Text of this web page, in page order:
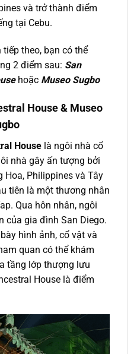
và trở thành điểm
tại Cebu.
theo, bạn có thể
2 điểm sau: San
hoặc Museo Sugbo
House & Museo
House là ngôi nhà cổ
nhà gây ấn tượng bởi
Hoa, Philippines và Tây
tiên là một thương nhân
Qua hôn nhân, ngôi
của gia đình San Diego.
hình ảnh, cổ vật và
quan có thể khám
tầng lớp thượng lưu
House là điểm